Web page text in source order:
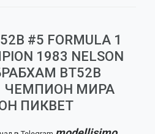
#5 FORMULA 1
1983 NELSON
BT52B
ЧЕМПИОН МИРА
ПИКВЕТ